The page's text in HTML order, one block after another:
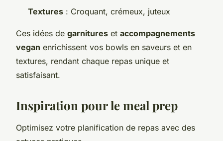
Textures : Croquant, crémeux, juteux
Ces idées de garnitures et accompagnements
vegan enrichissent vos bowls en saveurs et en
textures, rendant chaque repas unique et
satisfaisant.
Inspiration pour le meal prep
Optimisez votre planification de repas avec des